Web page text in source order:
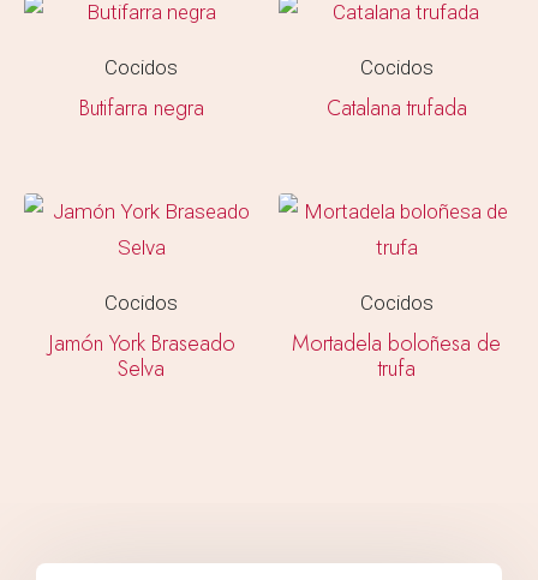
Cocidos
Butifarra negra
Cocidos
Catalana trufada
Cocidos
Jamón York Braseado
Selva
Cocidos
Mortadela boloñesa de
trufa